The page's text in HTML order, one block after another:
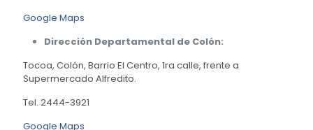
Google Maps
Dirección Departamental de Colón:
Tocoa, Colón, Barrio El Centro, 1ra calle, frente a
Supermercado Alfredito.
Tel. 2444-3921
Google Maps